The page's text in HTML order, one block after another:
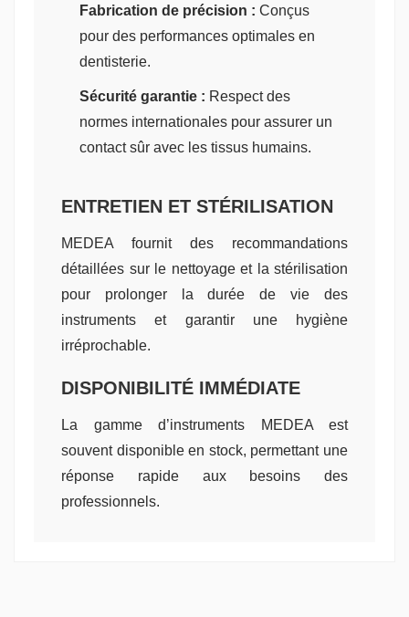
Fabrication de précision : Conçus
pour des performances optimales en
dentisterie.
Sécurité garantie : Respect des
normes internationales pour assurer un
contact sûr avec les tissus humains.
ENTRETIEN ET STÉRILISATION
MEDEA fournit des recommandations
détaillées sur le nettoyage et la stérilisation
pour prolonger la durée de vie des
instruments et garantir une hygiène
irréprochable.
DISPONIBILITÉ IMMÉDIATE
La gamme d’instruments MEDEA est
souvent disponible en stock, permettant une
réponse rapide aux besoins des
professionnels.